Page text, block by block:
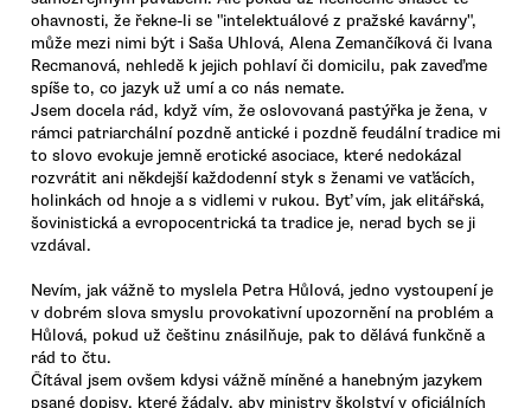
ohavnosti, že řekne-li se "intelektuálové z pražské kavárny",
může mezi nimi být i Saša Uhlová, Alena Zemančíková či Ivana
Recmanová, nehledě k jejich pohlaví či domicilu, pak zaveďme
spíše to, co jazyk už umí a co nás nemate.
Jsem docela rád, když vím, že oslovovaná pastýřka je žena, v
rámci patriarchální pozdně antické i pozdně feudální tradice mi
to slovo evokuje jemně erotické asociace, které nedokázal
rozvrátit ani někdejší každodenní styk s ženami ve vaťácích,
holinkách od hnoje a s vidlemi v rukou. Byť vím, jak elitářská,
šovinistická a evropocentrická ta tradice je, nerad bych se ji
vzdával.
Nevím, jak vážně to myslela Petra Hůlová, jedno vystoupení je
v dobrém slova smyslu provokativní upozornění na problém a
Hůlová, pokud už češtinu znásilňuje, pak to dělává funkčně a
rád to čtu.
Čítával jsem ovšem kdysi vážně míněné a hanebným jazykem
psané dopisy, které žádaly, aby ministry školství v oficiálních